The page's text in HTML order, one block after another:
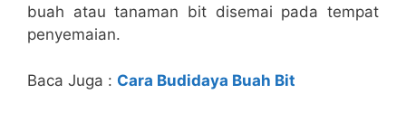
buah atau tanaman bit disemai pada tempat
penyemaian.
Baca Juga : Cara Budidaya Buah Bit